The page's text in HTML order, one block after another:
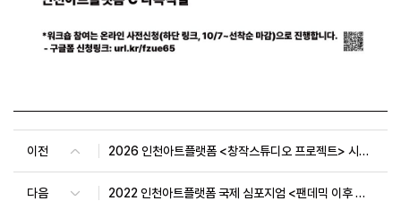
이전 2026 인천아트플랫폼 <창작스튜디오 프로젝트> 시민참여 워크숍 8월
다음 2022 인천아트플랫폼 국제 심포지엄 <팬데믹 이후 예술활동과 지역 및 국제 네트워크의 방향>